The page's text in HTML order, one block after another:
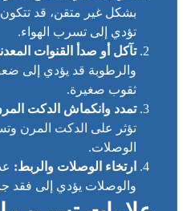
بشكل غير متقن، قد
تؤدي إلى تسرب الهواء.
تآكل أو صدأ القنوات
والرطوبة قد يؤدي إلى
ثقوب صغيرة.
تمدد وانكماش الدكت
تؤثر على الدكت المرن
الوصلات.
ارتخاء الوصلات والربط:
والوصلات يؤدي إلى فقد